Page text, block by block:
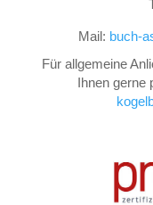
Mail: buch-
Für allgemeine
Ihnen gerne